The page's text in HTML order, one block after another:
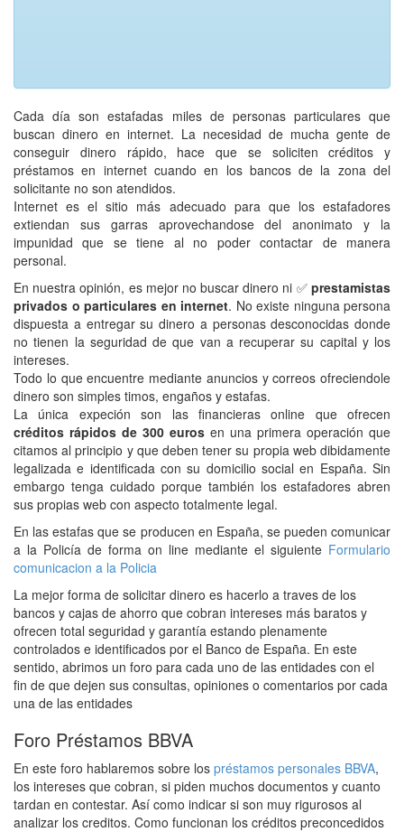
Cada día son estafadas miles de personas particulares que
buscan dinero en internet. La necesidad de mucha gente de
conseguir dinero rápido, hace que se soliciten créditos y
préstamos en internet cuando en los bancos de la zona del
solicitante no son atendidos.
Internet es el sitio más adecuado para que los estafadores
extiendan sus garras aprovechandose del anonimato y la
impunidad que se tiene al no poder contactar de manera
personal.
En nuestra opinión, es mejor no buscar dinero ni ✅ prestamistas
privados o particulares en internet. No existe ninguna persona
dispuesta a entregar su dinero a personas desconocidas donde
no tienen la seguridad de que van a recuperar su capital y los
intereses.
Todo lo que encuentre mediante anuncios y correos ofreciendole
dinero son simples timos, engaños y estafas.
La única expeción son las financieras online que ofrecen
créditos rápidos de 300 euros en una primera operación que
citamos al principio y que deben tener su propia web dibidamente
legalizada e identificada con su domicilio social en España. Sin
embargo tenga cuidado porque también los estafadores abren
sus propias web con aspecto totalmente legal.
En las estafas que se producen en España, se pueden comunicar
a la Policía de forma on line mediante el siguiente Formulario
comunicacion a la Policia
La mejor forma de solicitar dinero es hacerlo a traves de los
bancos y cajas de ahorro que cobran intereses más baratos y
ofrecen total seguridad y garantía estando plenamente
controlados e identificados por el Banco de España. En este
sentido, abrimos un foro para cada uno de las entidades con el
fin de que dejen sus consultas, opiniones o comentarios por cada
una de las entidades
Foro Préstamos BBVA
En este foro hablaremos sobre los préstamos personales BBVA,
los intereses que cobran, si piden muchos documentos y cuanto
tardan en contestar. Así como indicar si son muy rigurosos al
analizar los creditos. Como funcionan los créditos preconcedidos